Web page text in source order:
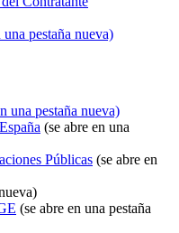
una pestaña nueva)
una pestaña nueva)
(se abre en una
Públicas (se abre en
(se abre en una pestaña